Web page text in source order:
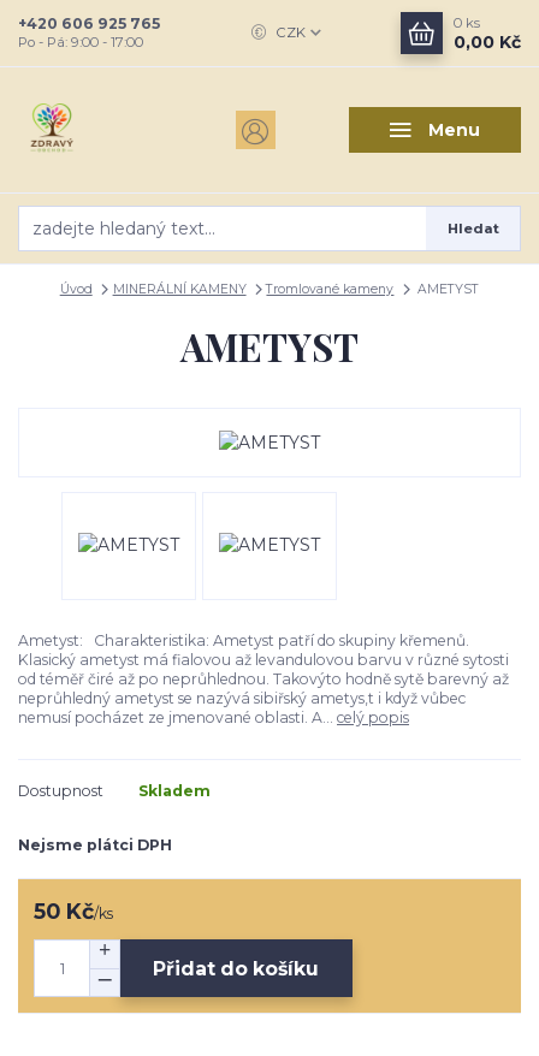
Menu
CZK
Hledat
+420 606 925 765
Po - Pá: 9:00 - 17:00
0 ks
0,00 Kč
Úvod MINERÁLNÍ KAMENY Tromlované kameny AMETYST
AMETYST
Ametyst: Charakteristika: Ametyst patří do skupiny křemenů.
Klasický ametyst má fialovou až levandulovou barvu v různé sytosti
od téměř čiré až po neprůhlednou. Takovýto hodně sytě barevný až
neprůhledný ametyst se nazývá sibiřský ametys,t i když vůbec
nemusí pocházet ze jmenované oblasti. A... celý popis
Dostupnost Skladem
Nejsme plátci DPH
50 Kč/ks
Přidat do košíku